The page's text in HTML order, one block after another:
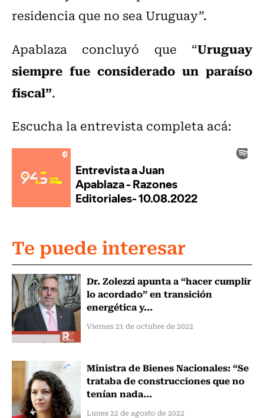
residencia que no sea Uruguay”.
Apablaza concluyó que “Uruguay
siempre fue considerado un paraíso
fiscal”.
Escucha la entrevista completa acá:
Te puede interesar
Dr. Zolezzi apunta a “hacer cumplir
lo acordado” en transición
energética y...
Viernes 21 de octubre de 2022
Ministra de Bienes Nacionales: “Se
trataba de construcciones que no
tenían nada...
Lunes 22 de agosto de 2022